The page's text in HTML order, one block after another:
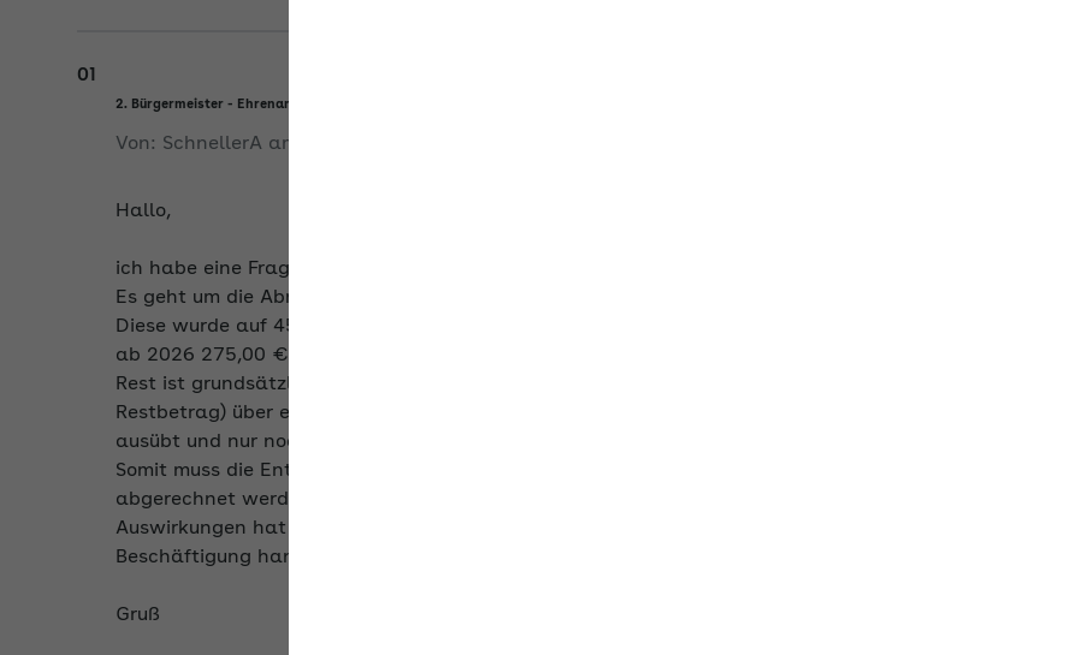
01
2. Bürgermeister - Ehrenamt
Von: SchnellerA am
Hallo,
ich habe eine Frage zu folgendem Fall.
Es geht um die Abrechnung der Dienstaufwandsentschädigung n. Art. 46 KWBG für einen 2.
Diese wurde auf 450,00 € monatlich festgesetzt. Davon kann nach § 3 Nr. 12 EStG ein Freibetrag
ab 2026 275,00 €) angesetzt werden, der somit steuer- und sozialversicherungsfrei (§ 1 Abs. 1 Nr. 16
Rest ist grundsätzlich steuer- und sozialversicherungspflichtig. Bisher wurde diese
Restbetrag) über einen Minijob abgerechnet. Dies ist in diesem Fall nicht möglich, da der 2. BGM
ausübt und nur noch ca. 100,00 € im Monat "Luft" bis zum Erreichen der Geringfügigkeitsgrenze hat.
Somit muss die Entschädigung normal (mit Steuerklasse 6), dass mit "vollen" Abgaben zur
abgerechnet werden, richtig? Oder gibt es da ggf. eine weitere Möglichkeit für derartige
Auswirkungen hat das dann auf eine Hauptbeschäftigung und den Nebenjob (da es sich ja um keine
Beschäftigung handelt)?
Gruß